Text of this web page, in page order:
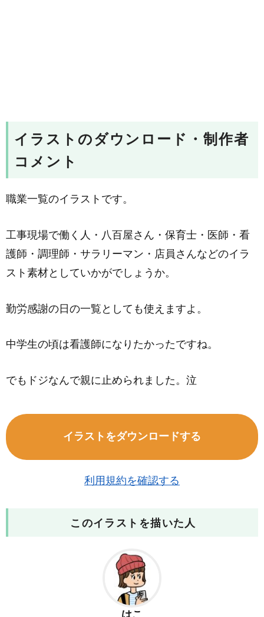
イラストのダウンロード・制作者
コメント
職業一覧のイラストです。
工事現場で働く人・八百屋さん・保育士・医師・看
護師・調理師・サラリーマン・店員さんなどのイラ
スト素材としていかがでしょうか。
勤労感謝の日の一覧としても使えますよ。
中学生の頃は看護師になりたかったですね。
でもドジなんで親に止められました。泣
イラストをダウンロードする
利用規約を確認する
このイラストを描いた人